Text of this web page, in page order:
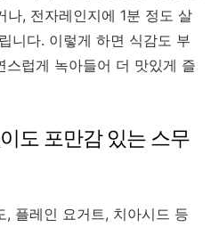
나, 전자레인지에 1분 정도 살
니다. 이렇게 하면 식감도 부
스럽게 녹아들어 더 맛있게 즐
도 포만감 있는 스무
, 플레인 요거트, 치아시드 등